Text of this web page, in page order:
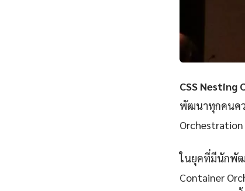
CSS
พัฒนาทุกคนคว
ในยุคที่มีนักพัฒ
Container